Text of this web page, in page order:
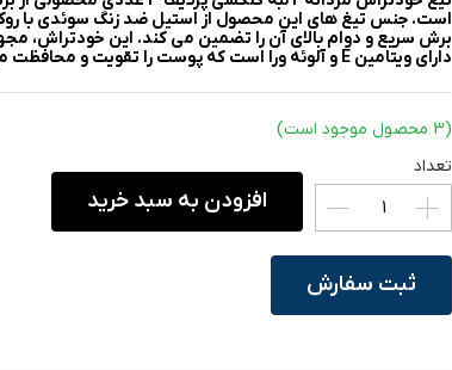
است. جنس تیغ های این محصول از استیل ضد زنگ سوئدی با
برش سریع و دوام بالای آن را تضمین می کند. این خودتراش،
دارای ویتامین E و آلوئه ورا است که پوست را تقویت و محافظت می نماید.
(3 محصول موجود است)
تعداد
افزودن به سبد خرید
ثبت سفارش